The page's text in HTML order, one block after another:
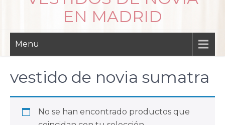
EN MADRID
Menu
vestido de novia sumatra
No se han encontrado productos que